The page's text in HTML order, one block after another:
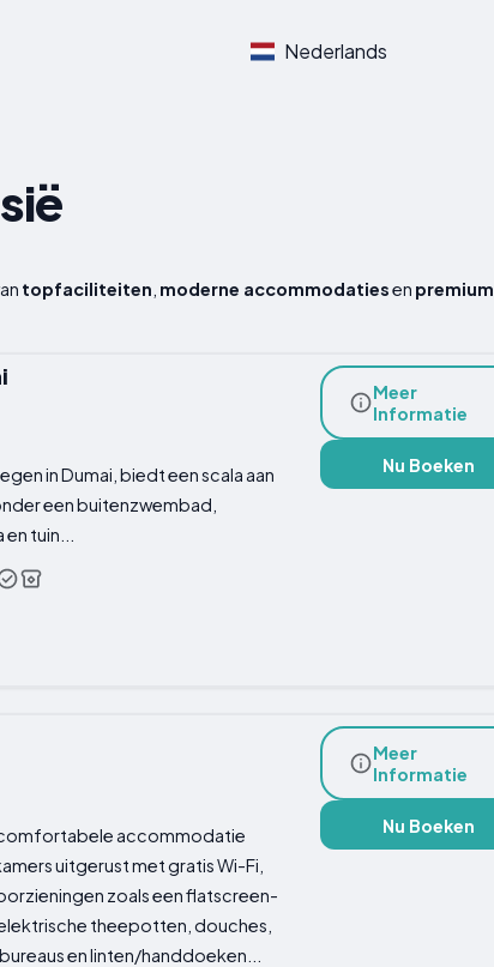
Nederlands
topfaciliteiten moderne accommodatiesen premium
in Dumai, biedt een scala aan
een buitenzwembad,
tuin...
Meer
Informatie
Nu Boeken
accommodatie
uitgerust met gratis Wi-Fi,
zoals een flatscreen-
theepotten, douches,
en linten/handdoeken...
Meer
Informatie
Nu Boeken